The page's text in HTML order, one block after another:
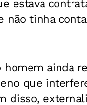
estava
tinha
homem ainda
que
disso,